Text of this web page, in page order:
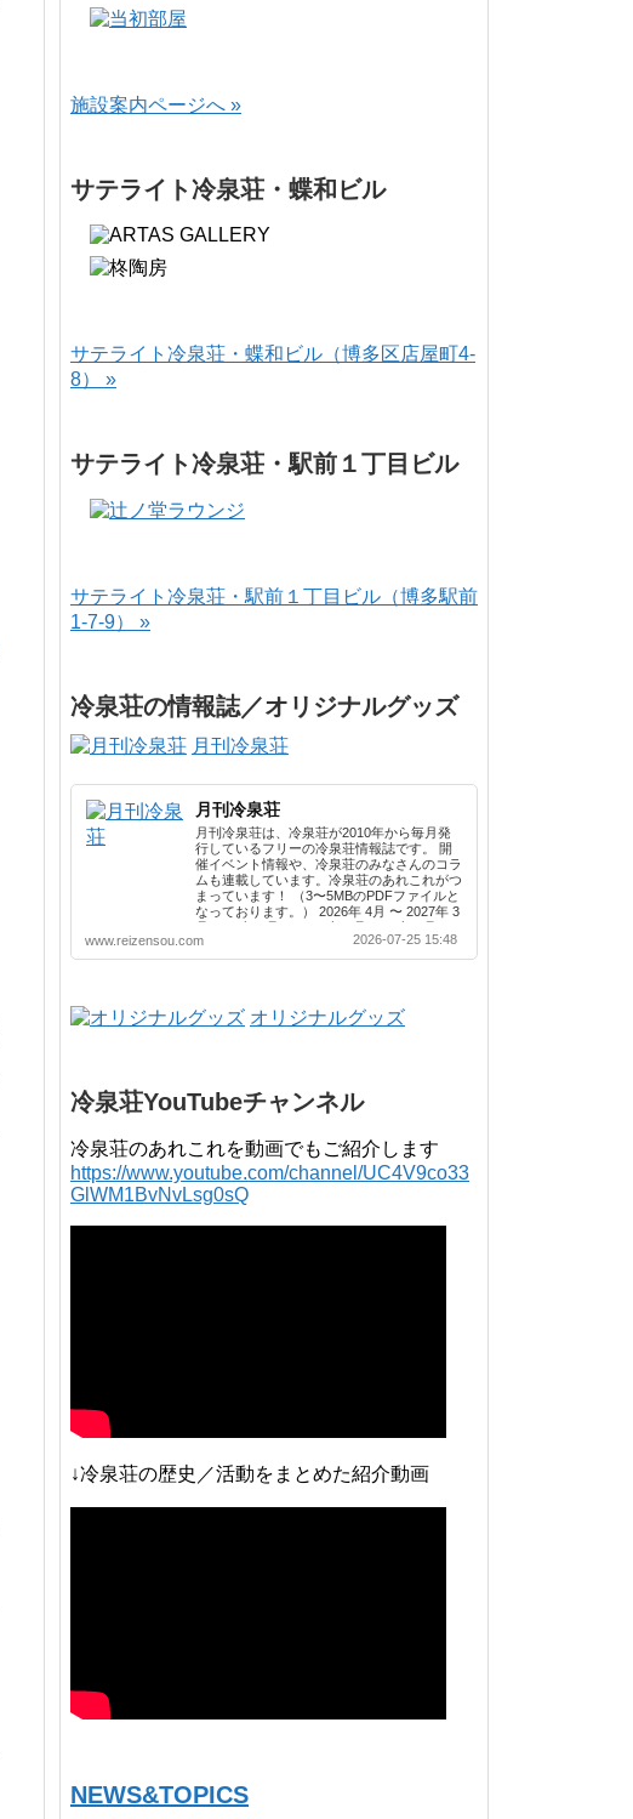
施設案内ページへ »
サテライト冷泉荘・蝶和ビル
サテライト冷泉荘・蝶和ビル（博多区店屋町4-
8） »
サテライト冷泉荘・駅前１丁目ビル
サテライト冷泉荘・駅前１丁目ビル（博多駅前
1-7-9） »
冷泉荘の情報誌／オリジナルグッズ
月刊冷泉荘
月刊冷泉荘
月刊冷泉荘は、冷泉荘が2010年から毎月発
行しているフリーの冷泉荘情報誌です。 開
催イベント情報や、冷泉荘のみなさんのコラ
ムも連載しています。冷泉荘のあれこれがつ
まっています！ （3〜5MBのPDFファイルと
なっております。） 2026年 4月 〜 2027年 3
2025年 3月 2023年 4月 〜 2024年 3月 2022
年 4月 〜 2023年 3月 2021年 4月 〜 2022年
年 4月 〜 2018年 3月 2016年 4月 〜 2017年
3月 2015年 4月 〜 2016年 3月 2014年 4月 〜
www.reizensou.com 2026-07-25 15:48
オリジナルグッズ
冷泉荘YouTubeチャンネル
冷泉荘のあれこれを動画でもご紹介します
https://www.youtube.com/channel/UC4V9co33
GlWM1BvNvLsg0sQ
↓冷泉荘の歴史／活動をまとめた紹介動画
NEWS&TOPICS